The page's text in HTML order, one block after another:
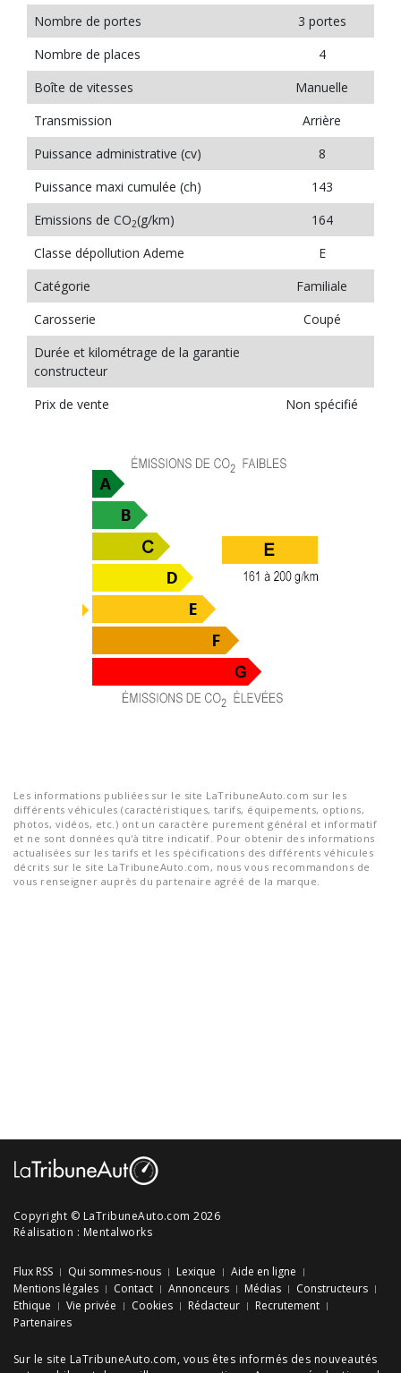
Nombre de portes
3 portes
Nombre de places
4
Boîte de vitesses
Manuelle
Transmission
Arrière
Puissance administrative (cv)
8
Puissance maxi cumulée (ch)
143
Emissions de CO2(g/km)
164
Classe dépollution Ademe
E
Catégorie
Familiale
Carosserie
Coupé
Durée et kilométrage de la garantie
constructeur
Prix de vente
Non spécifié
Les informations publiées sur le site LaTribuneAuto.com sur les
différents véhicules (caractéristiques, tarifs, équipements, options,
photos, vidéos, etc.) ont un caractère purement général et informatif
et ne sont données qu'à titre indicatif. Pour obtenir des informations
actualisées sur les tarifs et les spécifications des différents véhicules
décrits sur le site LaTribuneAuto.com, nous vous recommandons de
vous renseigner auprès du partenaire agréé de la marque.
Copyright © LaTribuneAuto.com 2026
Réalisation : Mentalworks
Flux RSS Qui sommes-nous Lexique
Aide en ligne
Mentions légales
Contact Annonceurs Médias
Constructeurs
Ethique
Vie privée Cookies Rédacteur
Recrutement
Partenaires
Sur le site LaTribuneAuto.com, vous êtes informés des nouveautés